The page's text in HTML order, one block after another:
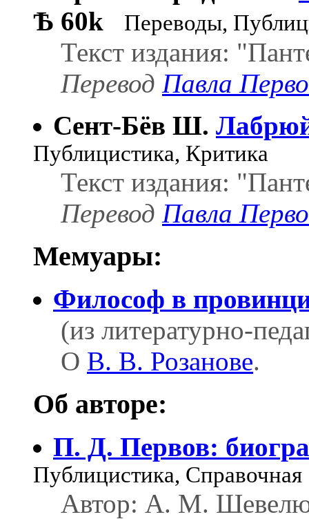
Ѣ 60k Переводы,
Текст издания:
Перевод Павла
Сент-Бёв Ш.
Публицистика, Критика
Текст издания:
Перевод Павла
Мемуары:
Философ в
(из литературно-
О В. В. Розанове.
Об авторе:
П. Д. Первов:
Публицистика, Справочная
Автор: А. М.